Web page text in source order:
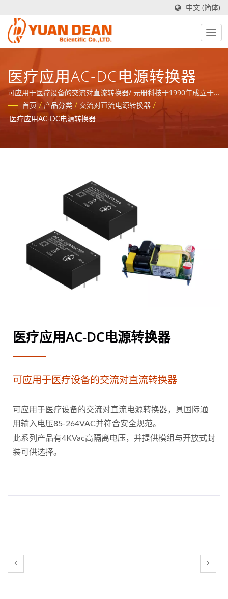
中文 (简体)
医疗应用AC-DC电源转换器
可应用于医疗设备的交流对直流转换器/ 元册科技于1990年成立于
台湾台南，工厂禾茂电子则在1995年成立于中国厦门，我们是业界
领先的电源与磁性元件制造商并且拥有ISO 9001、ISO 14001和
首页 / 产品分类 / 交流对直流电源转换器 /
医疗应用AC-DC电源转换器
医疗应用AC-DC电源转换器
可应用于医疗设备的交流对直流转换器
可应用于医疗设备的交流对直流电源转换器，具国际通
用输入电压85-264VAC并符合安全规范。
此系列产品有4KVac高隔离电压，并提供模组与开放式封
装可供选择。